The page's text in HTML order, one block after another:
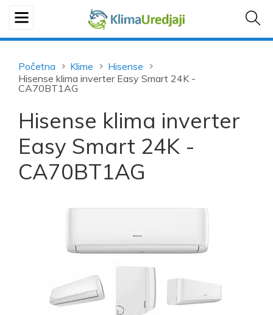
Početna Klime
Hisense
Hisense klima inverter Easy Smart 24K -
CA70BT1AG
Hisense klima inverter
Easy Smart 24K -
CA70BT1AG